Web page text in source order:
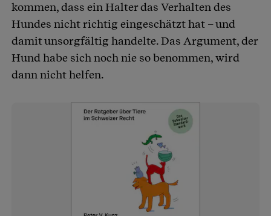
kommen, dass ein Halter das Verhalten des
Hundes nicht richtig eingeschätzt hat – und
damit unsorgfältig handelte. Das Argument, der
Hund habe sich noch nie so benommen, wird
dann nicht helfen.